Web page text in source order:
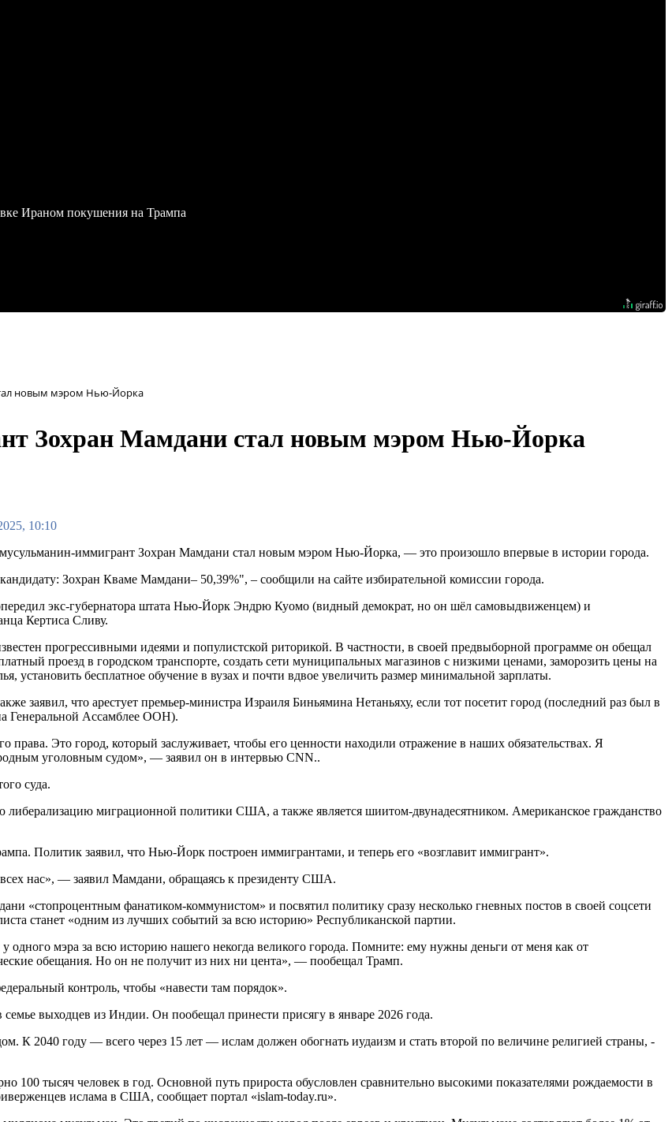
Ираном покушения на Трампа
новым мэром Нью-Йорка
Зохран Мамдани стал новым мэром Нью-Йорка
10:10
иммигрант Зохран Мамдани стал новым мэром Нью-Йорка, — это произошло впервые в истории города.
Зохран Кваме Мамдани– 50,39%", – сообщили на сайте избирательной комиссии города.
экс-губернатора штата Нью-Йорк Эндрю Куомо (видный демократ, но он шёл самовыдвиженцем) и
Кертиса Сливу.
прогрессивными идеями и популистской риторикой. В частности, в своей предвыборной программе он обещал
проезд в городском транспорте, создать сети муниципальных магазинов с низкими ценами, заморозить цены на
установить бесплатное обучение в вузах и почти вдвое увеличить размер минимальной зарплаты.
заявил, что арестует премьер-министра Израиля Биньямина Нетаньяху, если тот посетит город (последний раз был в
Генеральной Ассамблее ООН).
Это город, который заслуживает, чтобы его ценности находили отражение в наших обязательствах. Я
уголовным судом», — заявил он в интервью CNN..
суда.
миграционной политики США, а также является шиитом-двунадесятником. Американское гражданство
Политик заявил, что Нью-Йорк построен иммигрантами, и теперь его «возглавит иммигрант».
всех нас», — заявил Мамдани, обращаясь к президенту США.
фанатиком-коммунистом» и посвятил политику сразу несколько гневных постов в своей соцсети
станет «одним из лучших событий за всю историю» Республиканской партии.
мэра за всю историю нашего некогда великого города. Помните: ему нужны деньги от меня как от
обещания. Но он не получит из них ни цента», — пообещал Трамп.
контроль, чтобы «навести там порядок».
выходцев из Индии. Он пообещал принести присягу в январе 2026 года.
К 2040 году — всего через 15 лет — ислам должен обогнать иудаизм и стать второй по величине религией страны, -
100 тысяч человек в год. Основной путь прироста обусловлен сравнительно высокими показателями рождаемости в
ислама в США, сообщает портал «islam-today.ru».